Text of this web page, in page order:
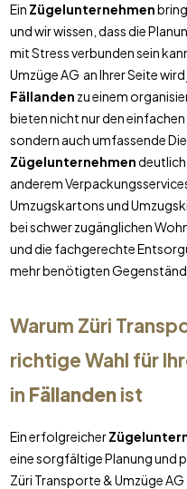
Ein Zügelunternehmen
und wir wissen, dass die
mit Stress verbunden sein
Umzüge AG an Ihrer Seite
Fällanden zu einem
bieten nicht nur den
sondern auch umfassende
Zügelunternehmendeutlich
anderem
Umzugskartons und
bei schwer zugänglichen
und die fachgerechte
mehr benötigten
Warum Züri
richtige Wahl für
in Fällandenist
Ein erfolgreicher
eine sorgfältige Planung und
Züri Transporte & Umzüge